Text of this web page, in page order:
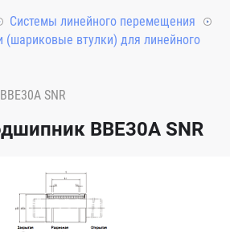
Системы линейного перемещения
втулки) для линейного
SNR
BBE30A SNR